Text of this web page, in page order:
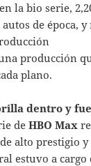
la bio serie,
de época, y
producción
plano.
dentro y
deHBO Max
alto prestigio y
estuvo a cargo